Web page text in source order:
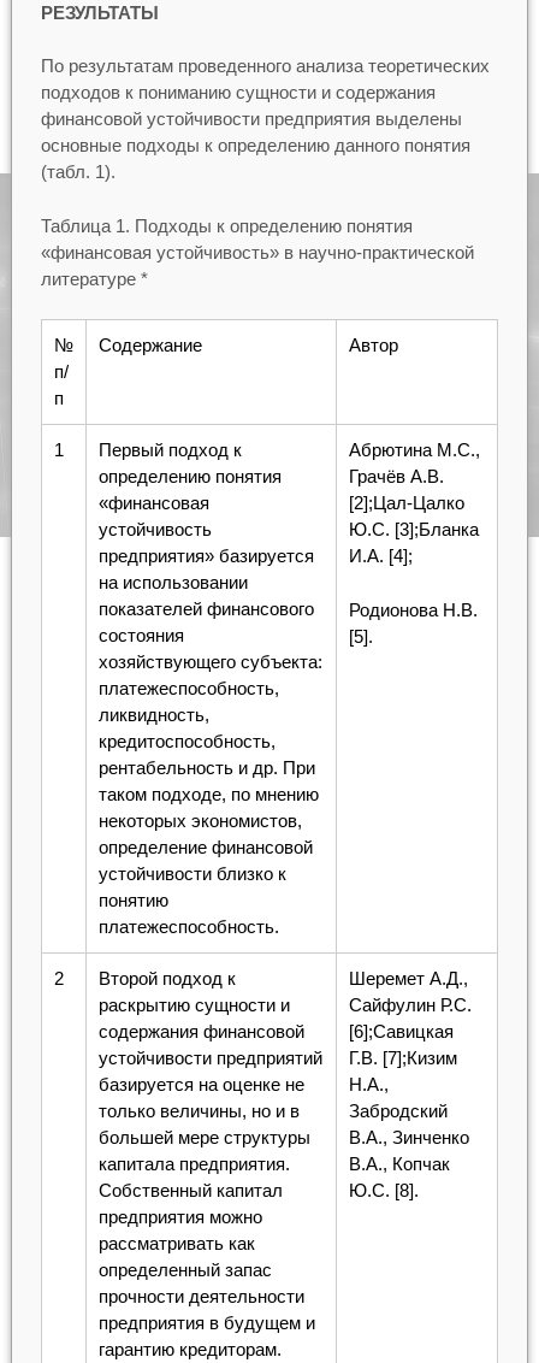
РЕЗУЛЬТАТЫ
По результатам проведенного анализа теоретических
подходов к пониманию сущности и содержания
финансовой устойчивости предприятия выделены
основные подходы к определению данного понятия
(табл. 1).
Таблица 1. Подходы к определению понятия
«финансовая устойчивость» в научно-практической
литературе *
№
п/
п
Содержание Автор
1
Первый подход к
определению понятия
«финансовая
устойчивость
предприятия» базируется
на использовании
показателей финансового
состояния
хозяйствующего субъекта:
платежеспособность,
ликвидность,
кредитоспособность,
рентабельность и др. При
таком подходе, по мнению
некоторых экономистов,
определение финансовой
устойчивости близко к
понятию
платежеспособность.
Абрютина М.С.,
Грачёв А.В.
[2];Цал-Цалко
Ю.С. [3];Бланка
И.А. [4];
Родионова Н.В.
[5].
2
Второй подход к
раскрытию сущности и
содержания финансовой
устойчивости предприятий
базируется на оценке не
только величины, но и в
большей мере структуры
капитала предприятия.
Собственный капитал
предприятия можно
рассматривать как
определенный запас
прочности деятельности
предприятия в будущем и
гарантию кредиторам.
Шеремет А.Д.,
Сайфулин Р.С.
[6];Савицкая
Г.В. [7];Кизим
Н.А.,
Забродский
В.А., Зинченко
В.А., Копчак
Ю.С. [8].